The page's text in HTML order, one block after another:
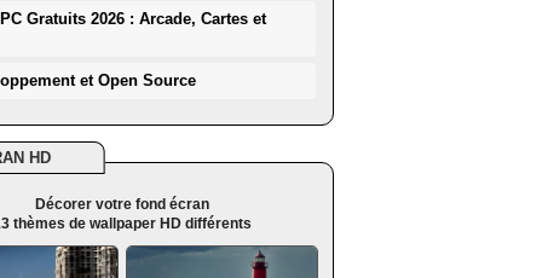
Gratuits 2026 : Arcade, Cartes et
et Open Source
HD
Décorer votre fond écran
thèmes de wallpaper HD différents